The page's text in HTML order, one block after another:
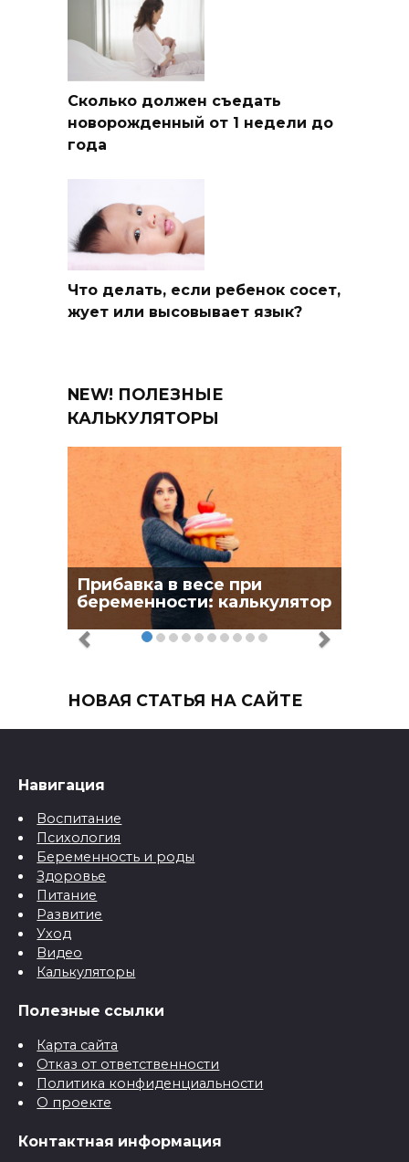
Сколько должен съедать
новорожденный от 1 недели до
года
Что делать, если ребенок сосет,
жует или высовывает язык?
NEW! ПОЛЕЗНЫЕ
КАЛЬКУЛЯТОРЫ
Прибавка в весе при
беременности: калькулятор
НОВАЯ СТАТЬЯ НА САЙТЕ
Навигация
Воспитание
Психология
Беременность и роды
Здоровье
Питание
Развитие
Уход
Видео
Калькуляторы
Полезные ссылки
Карта сайта
Отказ от ответственности
Политика конфиденциальности
О проекте
Контактная информация